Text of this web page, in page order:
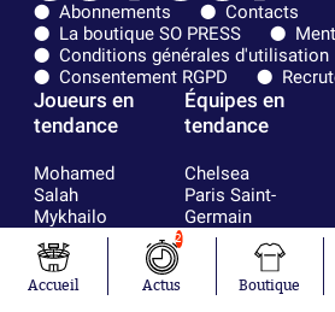
Abonnements
Contacts
La boutique SO PRESS
Conditions générales d'utilisation
Consentement RGPD
Joueurs en
tendance
Mohamed
Salah
Mykhailo
Mudryk
Neymar
Khalis Merah
Équipes en
tendance
Chelsea
Paris Saint-
Germain
Bordeaux
Olympique
lyonnais
Accueil
2
Actus Boutique